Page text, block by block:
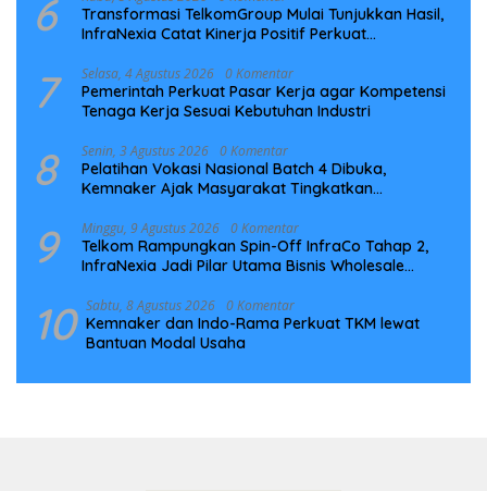
6
Transformasi TelkomGroup Mulai Tunjukkan Hasil,
InfraNexia Catat Kinerja Positif Perkuat
7 Selasa, 4 Agustus 2026 0 Komentar
Pemerintah Perkuat Pasar Kerja agar Kompetensi
Tenaga Kerja Sesuai Kebutuhan Industri
8 Senin, 3 Agustus 2026 0 Komentar
Pelatihan Vokasi Nasional Batch 4 Dibuka,
Kemnaker Ajak Masyarakat Tingkatkan
9 Minggu, 9 Agustus 2026 0 Komentar
Telkom Rampungkan Spin-Off InfraCo Tahap 2,
InfraNexia Jadi Pilar Utama Bisnis Wholesale
10 Sabtu, 8 Agustus 2026 0 Komentar
Kemnaker dan Indo-Rama Perkuat TKM lewat
Bantuan Modal Usaha